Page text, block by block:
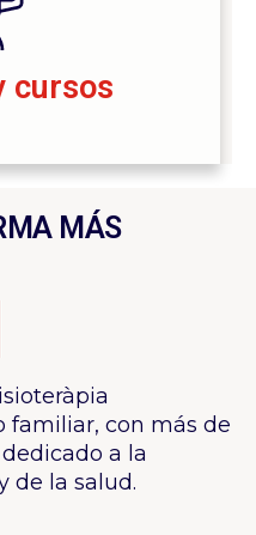
cursos
MÁS
familiar, con más de
a la
de la salud.